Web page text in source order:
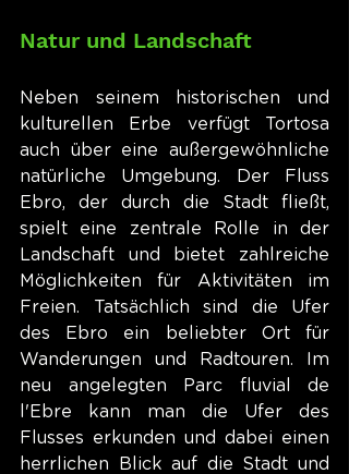
Natur und Landschaft
Neben seinem historischen und
kulturellen Erbe verfügt Tortosa
auch über eine außergewöhnliche
natürliche Umgebung. Der Fluss
Ebro, der durch die Stadt fließt,
spielt eine zentrale Rolle in der
Landschaft und bietet zahlreiche
Möglichkeiten für Aktivitäten im
Freien. Tatsächlich sind die Ufer
des Ebro ein beliebter Ort für
Wanderungen und Radtouren. Im
neu angelegten Parc fluvial de
l'Ebre kann man die Ufer des
Flusses erkunden und dabei einen
herrlichen Blick auf die Stadt und